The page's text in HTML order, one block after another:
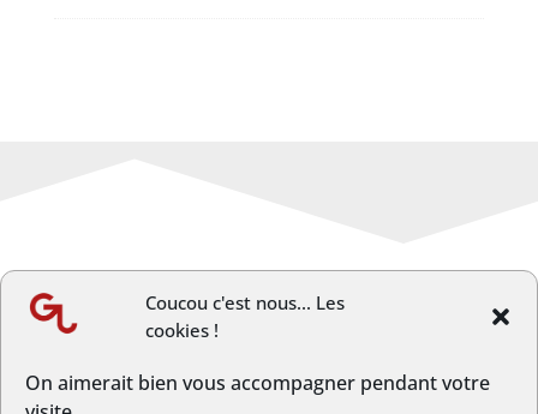
Coucou c'est nous... Les
cookies !
On aimerait bien vous accompagner pendant votre
Article précèdent